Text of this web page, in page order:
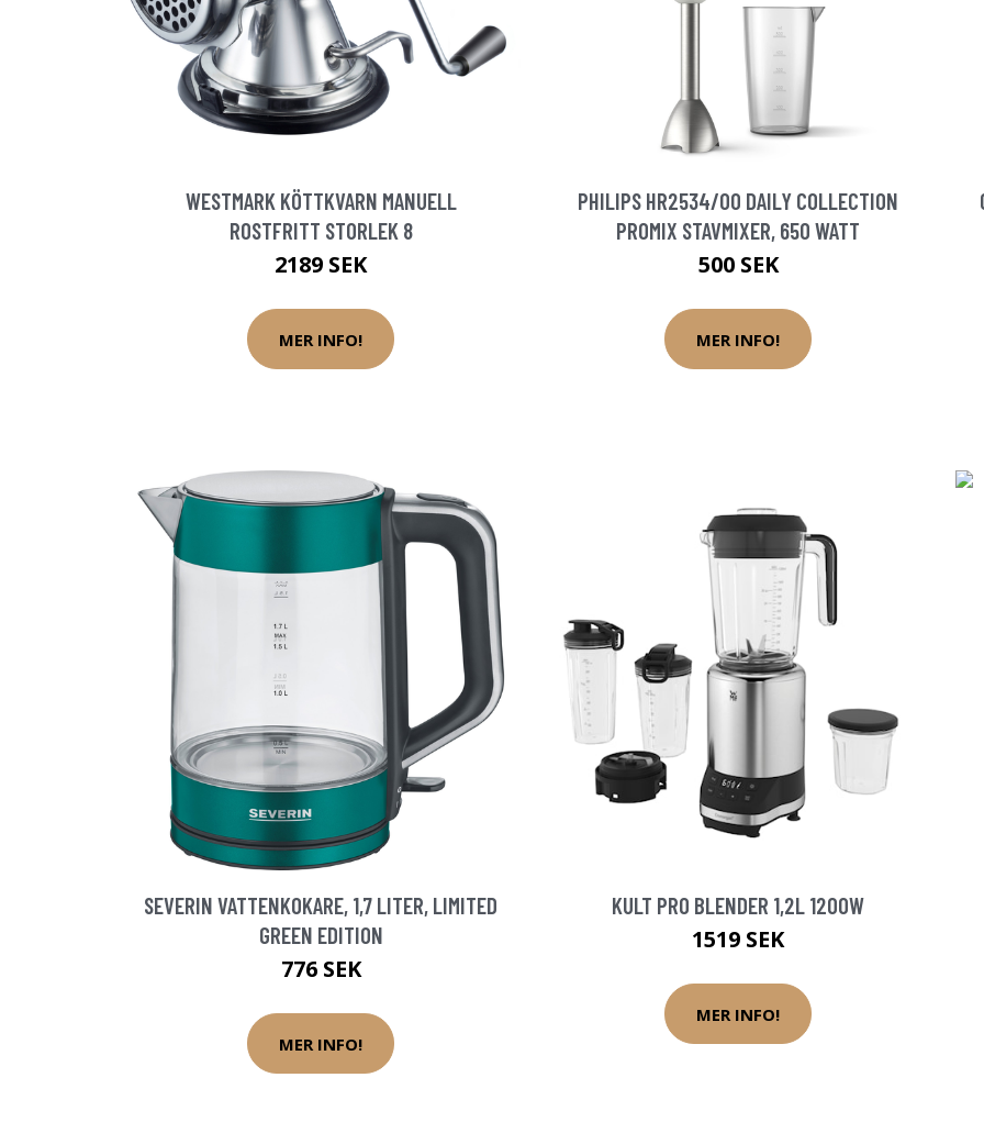
WESTMARK KÖTTKVARN MANUELL
ROSTFRITT STORLEK 8
2189 SEK
MER INFO!
PHILIPS HR2534/00 DAILY COLLECTION
PROMIX STAVMIXER, 650 WATT
500 SEK
MER INFO!
SEVERIN VATTENKOKARE, 1,7 LITER, LIMITED
GREEN EDITION
776 SEK
MER INFO!
KULT PRO BLENDER 1,2L 1200W
1519 SEK
MER INFO!